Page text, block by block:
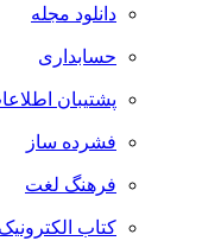
دانلود مجله
حسابداری
پشتیبان اطلاعات
فشرده ساز
فرهنگ لغت
کتاب الکترونیک